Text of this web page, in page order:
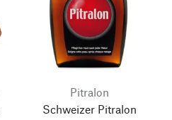
Pitralon
Schweizer Pitralon